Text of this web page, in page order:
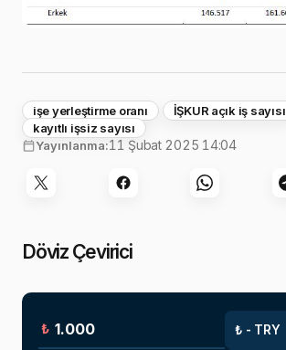
işe yerleştirme oranı
İŞKUR açık iş sayısı
kayıtlı işsiz sayısı
Yayınlanma:11 Şubat 2025 14:04
Döviz Çevirici
₺